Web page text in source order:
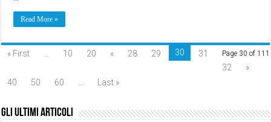
Read More »
Page 30 of 111
« First 10 20 « 28 29 30
31
32
»
40
50 60 Last »
Gli ultimi articoli